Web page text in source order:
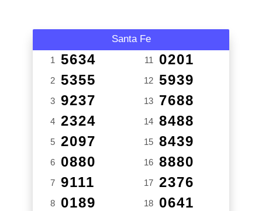
Santa Fe
1 5634
2 5355
3 9237
4 2324
5 2097
6 0880
7 9111
8 0189
11 0201
12 5939
13 7688
14 8488
15 8439
16 8880
17 2376
18 0641